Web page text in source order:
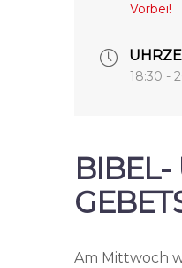
Vorbei!
18:30 -
BIBEL-
Am Mittwoch